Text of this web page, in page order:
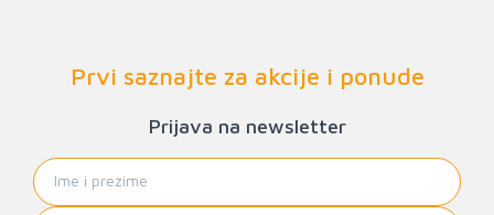
Prvi saznajte za akcije i ponude
Prijava na newsletter